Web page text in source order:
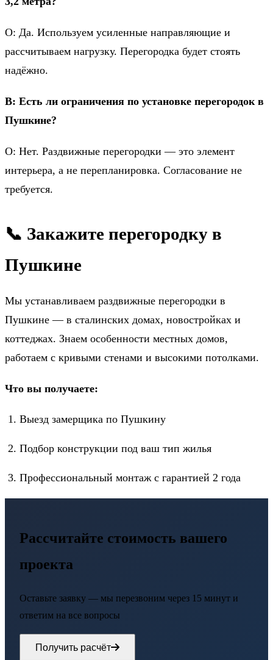
О: Да. Используем усиленные направляющие и
рассчитываем нагрузку. Перегородка будет стоять
надёжно.
В: Есть ли ограничения по установке перегородок в
Пушкине?
О: Нет. Раздвижные перегородки — это элемент
интерьера, а не перепланировка. Согласование не
требуется.
📞 Закажите перегородку в
Пушкине
Мы устанавливаем раздвижные перегородки в
Пушкине — в сталинских домах, новостройках и
коттеджах. Знаем особенности местных домов,
работаем с кривыми стенами и высокими потолками.
Что вы получаете:
Выезд замерщика по Пушкину
Подбор конструкции под ваш тип жилья
Профессиональный монтаж с гарантией 2 года
Рассчитайте стоимость вашего
проекта
Оставьте заявку — мы перезвоним через 15 минут и
ответим на все вопросы
Получить расчёт